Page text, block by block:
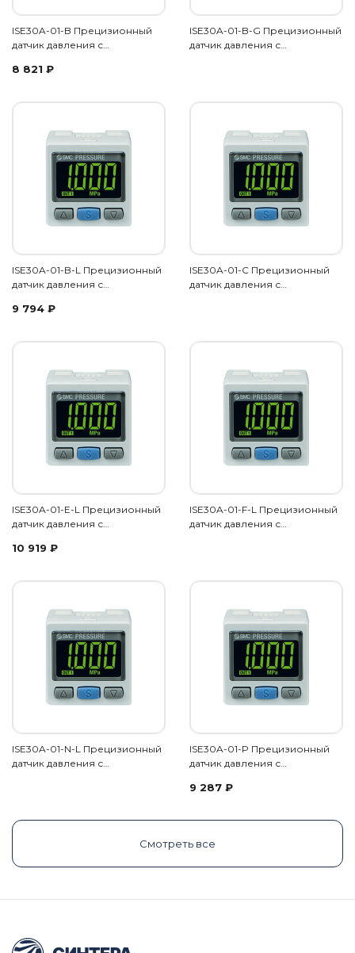
ISE30A-01-B Прецизионный
датчик давления с…
8 821 ₽
ISE30A-01-B-G Прецизионный
датчик давления с…
ISE30A-01-B-L Прецизионный
датчик давления с…
9 794 ₽
ISE30A-01-C Прецизионный
датчик давления с…
ISE30A-01-E-L Прецизионный
датчик давления с…
10 919 ₽
ISE30A-01-F-L Прецизионный
датчик давления с…
ISE30A-01-N-L Прецизионный
датчик давления с…
ISE30A-01-P Прецизионный
датчик давления с…
9 287 ₽
Смотреть все